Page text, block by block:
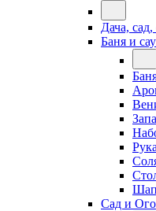
Дача,
Баня и
Сад и